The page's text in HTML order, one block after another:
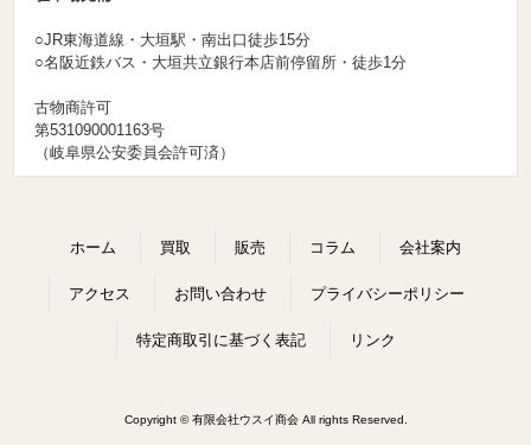
○JR東海道線・大垣駅・南出口徒歩15分
○名阪近鉄バス・大垣共立銀行本店前停留所・徒歩1分
古物商許可
第531090001163号
（岐阜県公安委員会許可済）
ホーム 買取 販売 コラム 会社案内
アクセス お問い合わせ プライバシーポリシー
特定商取引に基づく表記 リンク
Copyright © 有限会社ウスイ商会 All rights Reserved.